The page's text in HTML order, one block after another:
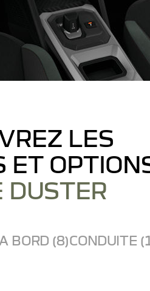
LES
ET
DUSTER
BORD (8)CONDUITE